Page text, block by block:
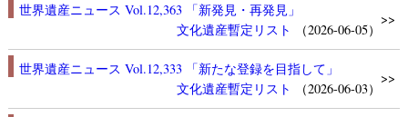
世界遺産ニュース Vol.12,363 「新発見・再発見」
文化遺産暫定リスト （2026-06-05）
>>
世界遺産ニュース Vol.12,333 「新たな登録を目指して」
文化遺産暫定リスト （2026-06-03）
>>